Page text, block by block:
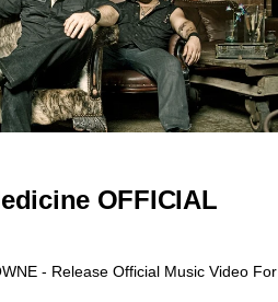
OFFICIAL
- Release Official Music Video For